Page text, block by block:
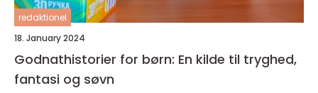
redaktionel
18. January 2024
Godnathistorier for børn: En kilde til tryghed,
fantasi og søvn